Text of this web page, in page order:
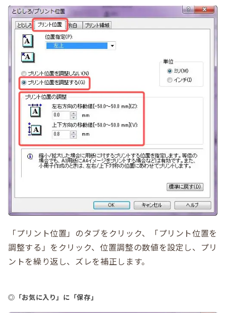
「プリント位置」のタブをクリック、「プリント位置を
調整する」をクリック、位置調整の数値を設定し、プリ
ントを繰り返し、ズレを補正します。
◎「お気に入り」に「保存」